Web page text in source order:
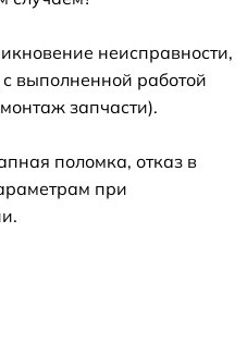
неисправности,
выполненной работой
запчасти).
поломка, отказ в
при